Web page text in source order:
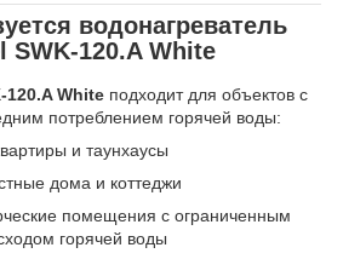
водонагреватель
SWK-120.A White
120.A White подходит для объектов с
потреблением горячей воды:
и таунхаусы
дома и коттеджи
помещения с ограниченным
горячей воды